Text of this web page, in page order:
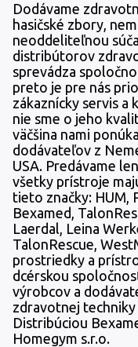
Dodávame
hasičské zbory,
neoddeliteľnou
distribútorov
sprevádza
preto je pre nás
zákaznícky servis
nie sme o jeho
väčšina nami
dodávateľov z
USA. Predávame
všetky prístroje
tieto značky: HUM,
Bexamed,
Laerdal, Leina
TalonRescue,
prostriedky a
dcérskou
výrobcov a
zdravotnej
Distribúciou
Homegym s.r.o.